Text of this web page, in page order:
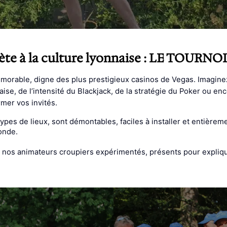
à la culture lyonnaise : LE TOURNOI
digne des plus prestigieux casinos de Vegas.
de l’intensité du Blackjack, de la stratégie du Poker ou
vos invités.
de lieux, sont démontables, faciles à installer et
animateurs croupiers expérimentés, présents pour